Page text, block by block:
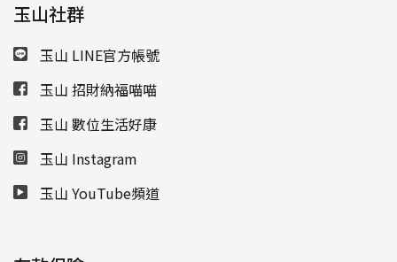
玉山社群
玉山 LINE官方帳號
玉山 招財納福喵喵
玉山 數位生活好康
玉山 Instagram
玉山 YouTube頻道